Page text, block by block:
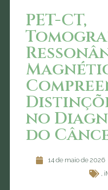
PET-CT,
no
do
14 de maio de 2026
,